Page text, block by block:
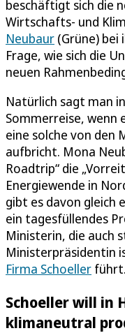
beschäftigt sich die
Wirtschafts- und
Neubaur (Grüne)
Frage, wie sich die
neuen
Natürlich sagt man
Sommerreise, wenn
eine solche von den
aufbricht. Mona
Roadtrip“ die
Energiewende in
gibt es davon gleich
ein tagesfüllendes
Ministerin, die auch
Ministerpräsidentin
Firma Schoeller führt.
Schoeller will in
klimaneutral